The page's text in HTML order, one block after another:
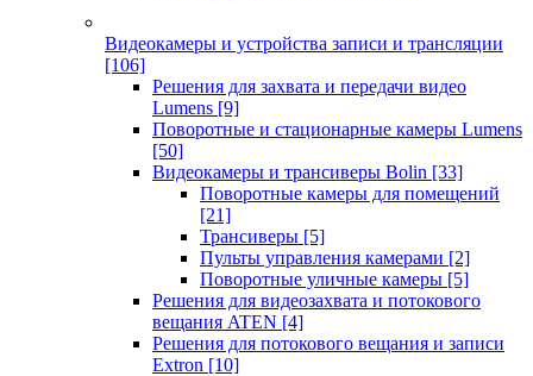
Видеокамеры и устройства записи и трансляции
[106]
Решения для захвата и передачи видео
Lumens [9]
Поворотные и стационарные камеры Lumens
[50]
Видеокамеры и трансиверы Bolin [33]
Поворотные камеры для помещений
[21]
Трансиверы [5]
Пульты управления камерами [2]
Поворотные уличные камеры [5]
Решения для видеозахвата и потокового
вещания ATEN [4]
Решения для потокового вещания и записи
Extron [10]